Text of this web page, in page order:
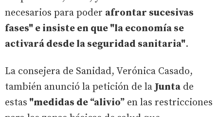
necesarios para poder afrontar sucesivas
fases" e insiste en que "la economía se
activará desde la seguridad sanitaria".
La consejera de Sanidad, Verónica Casado,
también anunció la petición de la Junta de
estas "medidas de “alivio” en las restricciones